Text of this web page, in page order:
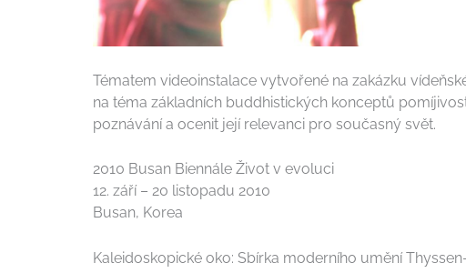
Tématem videoinstalace vytvořené na zakázku
na téma základních buddhistických konceptů
poznávání a ocenit její relevanci pro současný svět.
2010 Busan Biennále Život v evoluci
12. září – 20 listopadu 2010
Busan, Korea
Kaleidoskopické oko: Sbírka moderního umění